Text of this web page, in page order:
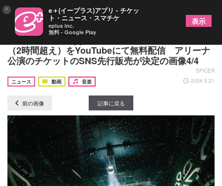
Novel Core、Zepp Haneda公演のライブ映像全編
（2時間超え）をYouTubeにて無料配信 アリーナ
公演のチケットのSNS先行販売が決定の画像4/4
SPICER
ニュース
動画 音楽 2024.5.21
前の画像 記事に戻る
× e＋(イープラス)アプリ - チケッ
ト・ニュース・スマチケ
eplus inc.
無料 - Google Play
表示